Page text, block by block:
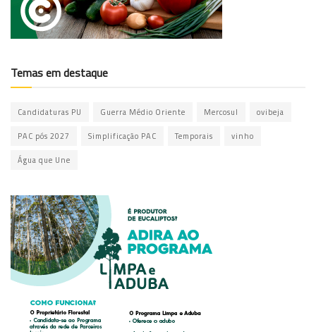
Temas em destaque
Candidaturas PU Guerra Médio Oriente Mercosul ovibeja
PAC pós 2027 Simplificação PAC Temporais vinho
Água que Une